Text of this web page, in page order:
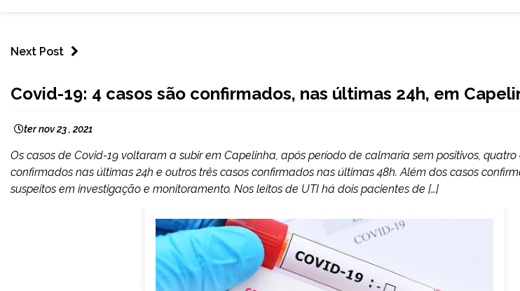
Next Post
NOTÍCIAS
Covid-19: 4 casos são confirmados, nas últimas 24h, em
ter nov 23 , 2021
Os casos de Covid-19 voltaram a subir em Capelinha, após período de calmaria sem positivos,
confirmados nas últimas 24h e outros três casos confirmados nas últimas 48h. Além dos casos
suspeitos em investigação e monitoramento. Nos leitos de UTI há dois pacientes de […]